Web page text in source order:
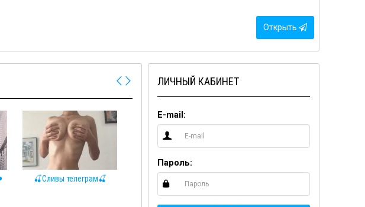
Открыть
🍒Сливы телеграм🍒 18+ Сливы телеграмм
ЛИЧНЫЙ КАБИНЕТ
E-mail:
Пароль: